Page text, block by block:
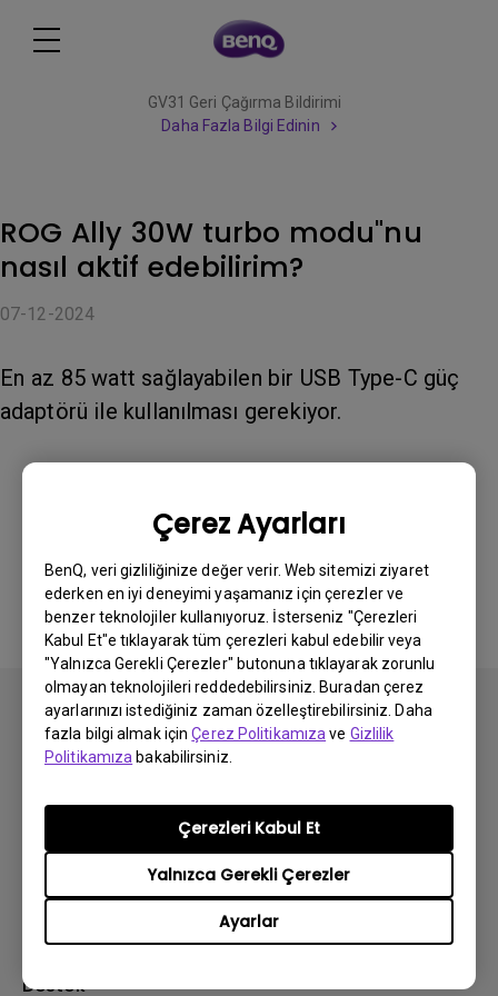
Çerez Ayarları
BenQ, veri gizliliğinize değer verir. Web sitemizi ziyaret
ederken en iyi deneyimi yaşamanız için çerezler ve
benzer teknolojiler kullanıyoruz. İsterseniz "Çerezleri
Kabul Et"e tıklayarak tüm çerezleri kabul edebilir veya
"Yalnızca Gerekli Çerezler" butonuna tıklayarak zorunlu
olmayan teknolojileri reddedebilirsiniz. Buradan çerez
ayarlarınızı istediğiniz zaman özelleştirebilirsiniz. Daha
fazla bilgi almak içinÇerez Politikamıza ve Gizlilik
Politikamıza bakabilirsiniz.
Ayarlar
Yalnızca Gerekli Çerezler
Çerezleri Kabul Et
GV31 Geri Çağırma Bildirimi
Daha Fazla Bilgi Edinin
ROG Ally 30W turbo modu"nu
nasıl aktif edebilirim?
07-12-2024
En az 85 watt sağlayabilen bir USB Type-C güç
adaptörü ile kullanılması gerekiyor.
Evet Hayır
Abone olun
Ürünler
Çözümler
Destek